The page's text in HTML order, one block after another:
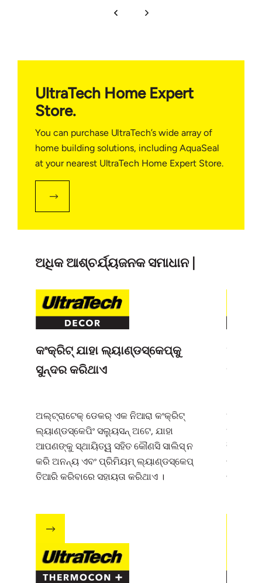
UltraTech Home Expert
Store.
You can purchase UltraTech’s wide array of
home building solutions, including AquaSeal
at your nearest UltraTech Home Expert Store.
ଅଧିକ ଆଶ୍ଚର୍ଯ୍ୟଜନକ ସମାଧାନ |
କଂକ୍ରିଟ୍ ଯାହା ଲ୍ୟାଣ୍ଡସ୍କେପ୍‌‌କୁ
ସୁନ୍ଦର କରିଥାଏ
ଅଲ୍‌ଟ୍ରାଟେକ୍ ଡେକର୍ ଏକ ନିଆରା କଂକ୍ରିଟ୍
ଲ୍ୟାଣ୍ଡସ୍କେପିଂ ସଲ୍ୟୁସନ୍ ଅଟେ, ଯାହା
ଆପଣଙ୍କୁ ସ୍ଥାୟିତ୍ୱ ସହିତ କୌଣସି ସାଲିସ୍ ନ
କରି ଅନନ୍ୟ ଏବଂ ପ୍ରିମିୟମ୍ ଲ୍ୟାଣ୍ଡସ୍କେପ୍
ତିଆରି କରିବାରେ ସହାୟତା କରିଥାଏ ।
ଏକ
ସବୁ-
ଅଦ୍ଭୁତ
ସିପେଜ୍ ଓ
ଲଢ଼ିବା
ରଖିବାର